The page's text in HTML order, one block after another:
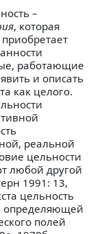
–
, которая
работающие
и описать
как целого.
реальной
цельности
любой другой
1991: 13,
цельность
определяющей
полей